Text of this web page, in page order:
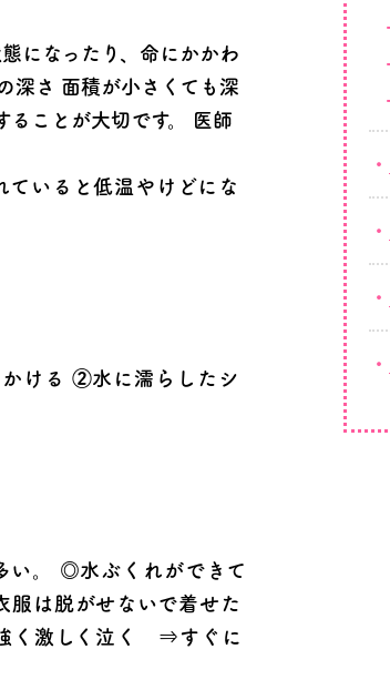
になったり、命にかかわ
深さ 面積が小さくても深
ることが大切です。 医師
いると低温やけどにな
ける ②水に濡らしたシ
。 ◎水ぶくれができて
は脱がせないで着せた
く激しく泣く ⇒すぐに